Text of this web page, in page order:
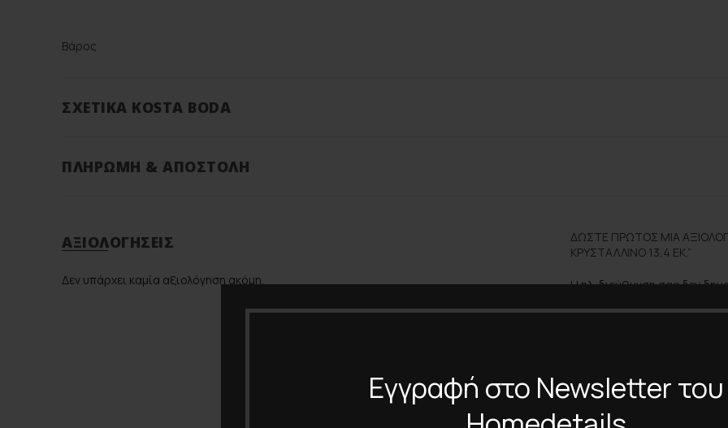
Εγγραφή στο Newsletter του
Βάρος
Color
ΣΧΕΤΙΚΆ KOSTA BODA
ΠΛΗΡΩΜΉ & ΑΠΟΣΤΟΛΉ
ΑΞΙΟΛΟΓΉΣΕΙΣ
Δεν υπάρχει καμία αξιολόγηση ακόμη.
ΔΏΣΤΕ ΠΡΏΤΟΣ ΜΊΑ
ΚΡΥΣΤΆΛΛΙΝΟ 13,4 ΕΚ.”
Η ηλ. διεύθυνση σας δεν
*